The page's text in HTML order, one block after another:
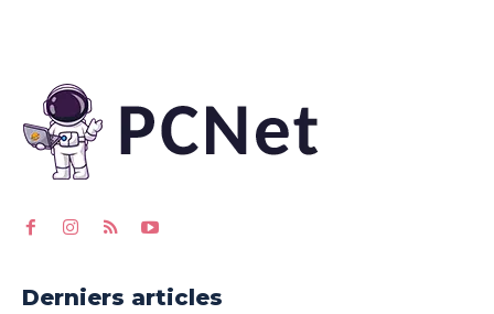
Derniers articles